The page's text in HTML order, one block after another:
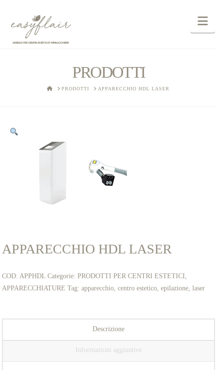
PRODOTTI
HOMEPRODOTTI APPARECCHIO HDL LASER
APPARECCHIO HDL LASER
COD: APPHDL Categorie:PRODOTTI PER CENTRI ESTETICI
APPARECCHIATURE Tag:apparecchio ,centro estetico ,epilazione ,laser
Descrizione
Informazioni aggiuntive